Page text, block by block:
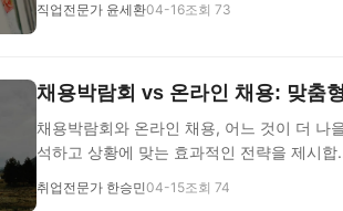
직업전문가 윤세환04-16조회 73
채용박람회 vs 온라인 채용: 맞춤
채용박람회와 온라인 채용, 어느 것이 더 나
석하고 상황에 맞는 효과적인 전략을 제시합
취업전문가 한승민04-15조회 74